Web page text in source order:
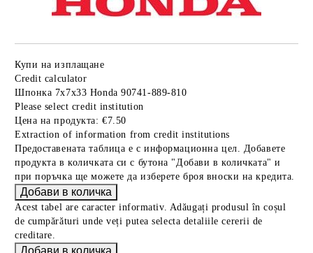
Купи на изплащане
Credit calculator
Шпонка 7x7x33 Honda 90741-889-810
Please select credit institution
Цена на продукта: €7.50
Extraction of information from credit institutions
Предоставената таблица е с информационна цел. Добавете
продукта в количката си с бутона "Добави в количката" и
при поръчка ще можете да изберете броя вноски на кредита.
Acest tabel are caracter informativ. Adăugați produsul în coșul
de cumpărături unde veți putea selecta detaliile cererii de
creditare.